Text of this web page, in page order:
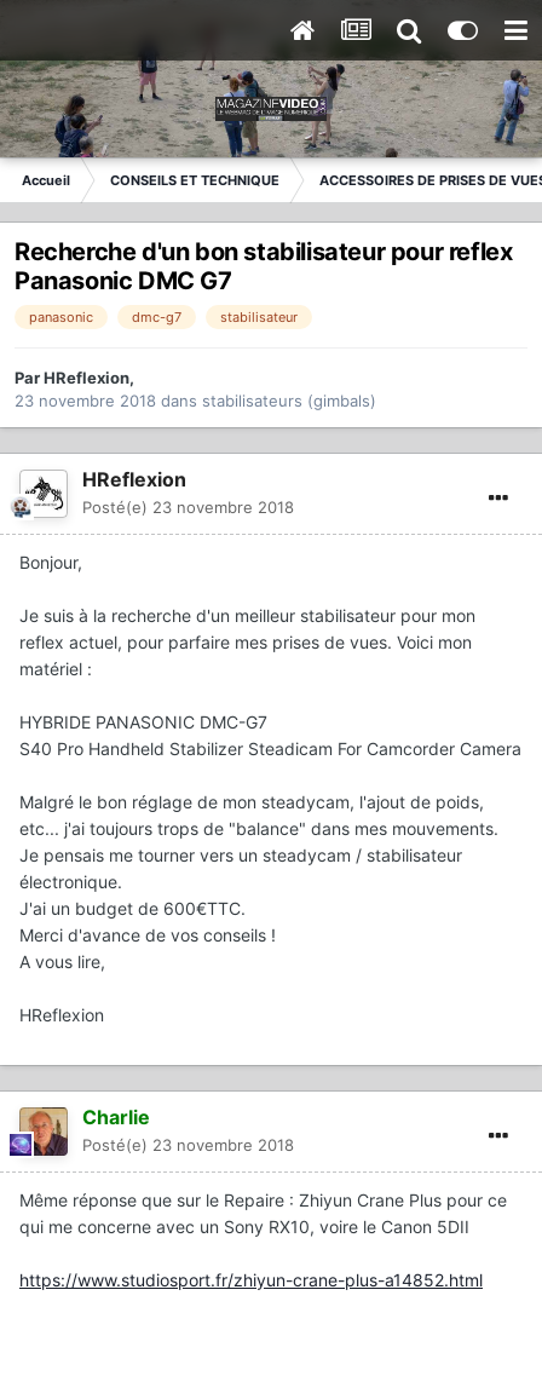
Accueil CONSEILS ET TECHNIQUE ACCESSOIRES DE PRISES DE
Recherche d'un bon stabilisateur pour reflex
Panasonic DMC G7
panasonic dmc-g7 stabilisateur
ParHReflexion,
23 novembre 2018 dans stabilisateurs (gimbals)
HReflexion
Posté(e) 23 novembre 2018
Bonjour,
Je suis à la recherche d'un meilleur stabilisateur pour mon
reflex actuel, pour parfaire mes prises de vues. Voici mon
matériel :
HYBRIDE PANASONIC DMC-G7
S40 Pro Handheld Stabilizer Steadicam For Camcorder Camera
Malgré le bon réglage de mon steadycam, l'ajout de poids,
etc... j'ai toujours trops de "balance" dans mes mouvements.
Je pensais me tourner vers un steadycam / stabilisateur
électronique.
J'ai un budget de 600€TTC.
Merci d'avance de vos conseils !
A vous lire,
HReflexion
Charlie
Posté(e) 23 novembre 2018
Même réponse que sur le Repaire : Zhiyun Crane Plus pour ce
qui me concerne avec un Sony RX10, voire le Canon 5DII
https://www.studiosport.fr/zhiyun-crane-plus-a14852.html